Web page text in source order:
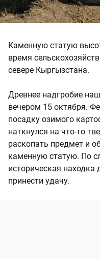
Каменную статую
время
севере Кыргызстана.
Древнее надгробие
вечером 15 октября.
посадку озимого
наткнулся на что-то
раскопать предмет и
каменную статую. По
историческая находка
принести удачу.